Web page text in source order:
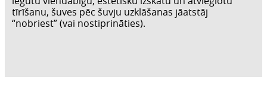
tīrīšanu, šuves pēc šuvju uzklāšanas jāatstāj
“nobriest” (vai nostiprināties).